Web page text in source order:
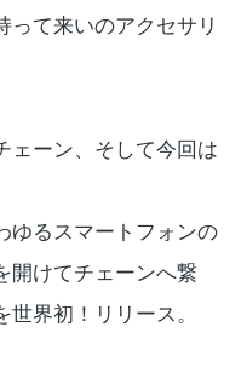
って来いのアクセサリ
ェーン、そして今回は
ゆるスマートフォンの
開けてチェーンへ繋
界初！リリース。